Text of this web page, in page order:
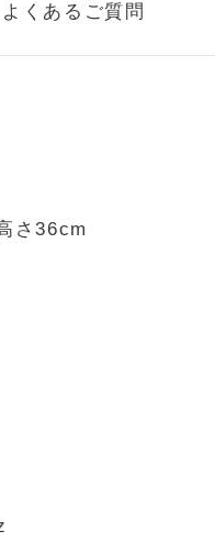
よくあるご質問
さ36cm